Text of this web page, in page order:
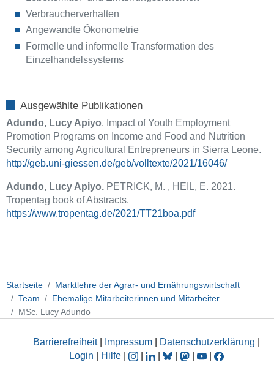
Verbraucherverhalten
Angewandte Ökonometrie
Formelle und informelle Transformation des
Einzelhandelssystems
Ausgewählte Publikationen
Adundo, Lucy Apiyo. Impact of Youth Employment
Promotion Programs on Income and Food and Nutrition
Security among Agricultural Entrepreneurs in Sierra Leone.
http://geb.uni-giessen.de/geb/volltexte/2021/16046/
Adundo, Lucy Apiyo.PETRICK, M. , HEIL, E. 2021.
Tropentag book of Abstracts.
https://www.tropentag.de/2021/TT21boa.pdf
Startseite
Marktlehre der Agrar- und Ernährungswirtschaft
Team
Ehemalige Mitarbeiterinnen und Mitarbeiter
MSc. Lucy Adundo
Barrierefreiheit| Impressum Datenschutzerklärung
Login
Hilfe